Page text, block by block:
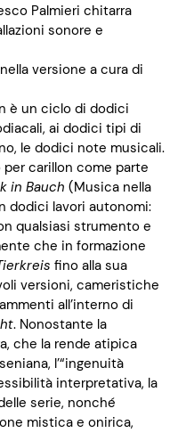
Palmieri chitarra
sonore e
versione a cura di
è un ciclo di dodici
ai dodici tipi di
le dodici note musicali.
carillon come parte
in Bauch (Musica nella
dodici lavori autonomi:
qualsiasi strumento e
che in formazione
fino alla sua
versioni, cameristiche
all’interno di
. Nonostante la
che la rende atipica
l’“ingenuità
interpretativa, la
serie, nonché
mistica e onirica,